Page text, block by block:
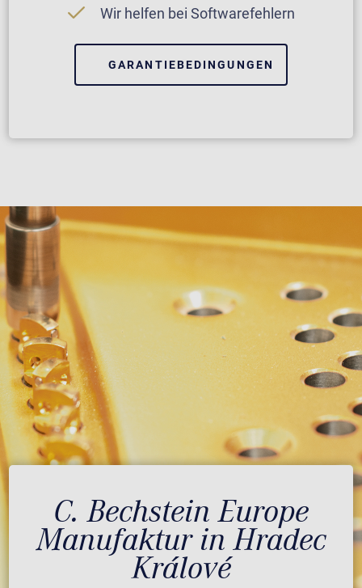
Wir helfen bei Softwarefehlern
GARANTIEBEDINGUNGEN
C. Bechstein Europe
Manufaktur in Hradec
Králové